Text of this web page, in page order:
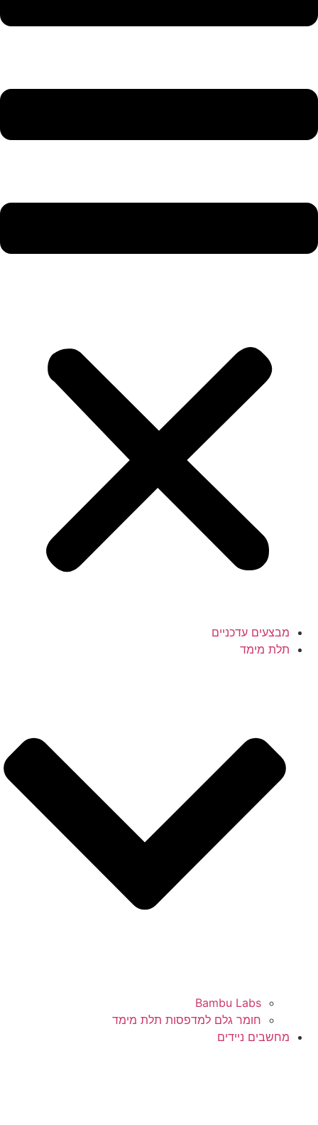
מבצעים עדכניים
תלת מימד
Bambu Labs
חומר גלם למדפסות תלת מימד
מחשבים ניידים